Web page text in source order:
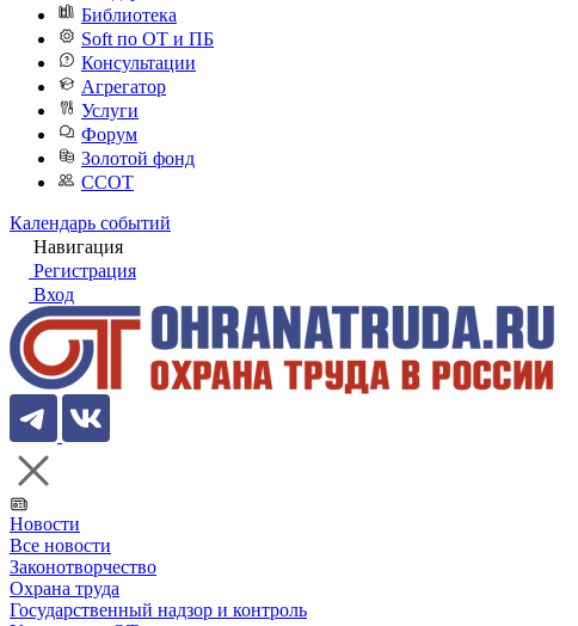
Библиотека
Soft по ОТ и ПБ
Консультации
Агрегатор
Услуги
Форум
Золотой фонд
ССОТ
Календарь событий
Навигация
Регистрация
Вход
Новости
Все новости
Законотворчество
Охрана труда
Государственный надзор и контроль